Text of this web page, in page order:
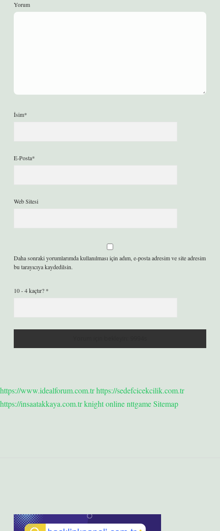
Yorum
İsim*
E-Posta*
Web Sitesi
Daha sonraki yorumlarımda kullanılması için adım, e-posta adresim ve site adresim
bu tarayıcıya kaydedilsin.
10 - 4 kaçtır? *
https://www.idealforum.com.trhttps://sedefcicekcilik.com.tr
https://insaatakkaya.com.trknight onlinenttgameSitemap